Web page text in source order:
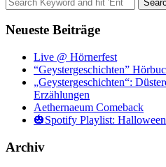
for:
Neueste Beiträge
Live @ Hörnerfest
“Geystergeschichten”
„Geystergeschichten“:
Erzählungen
Aethernaeum Comeback
🎃Spotify Playlist:
Archiv